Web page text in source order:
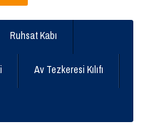
Ruhsat Kabı
Av Tezkeresi Kılıfı